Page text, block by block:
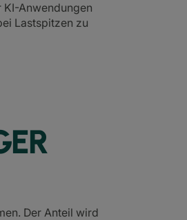
Anwendungen
Lastspitzen zu
Der Anteil wird